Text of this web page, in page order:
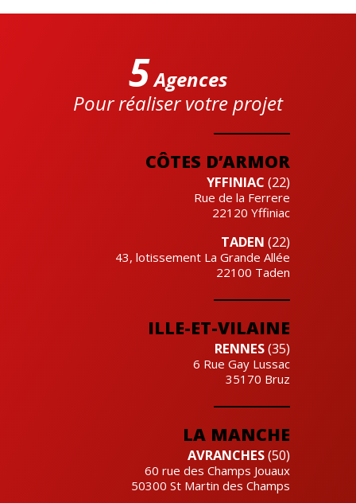
CÔTES D’ARMOR
YFFINIAC (22)
Rue de la Ferrere
22120 Yffiniac
TADEN (22)
43, lotissement La Grande Allée
22100 Taden
ILLE-ET-VILAINE
RENNES(35)
6 Rue Gay Lussac
35170 Bruz
LA MANCHE
AVRANCHES(50)
60 rue des Champs Jouaux
50300 St Martin des Champs
5Agences
Pour réaliser votre projet